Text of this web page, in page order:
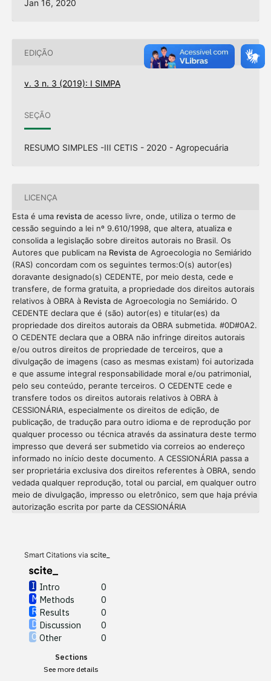
Jan 16, 2020
EDIÇÃO
v. 3 n. 3 (2019): I SIMPA
SEÇÃO
RESUMO SIMPLES -III CETIS - 2020 - Agropecuária
LICENÇA
Esta é uma revistade acesso livre, onde, utiliza o termo de
cessão seguindo a lei nº 9.610/1998, que altera, atualiza e
consolida a legislação sobre direitos autorais no Brasil. Os
Autores que publicam na Revistade Agroecologia no Semiárido
(RAS) concordam com os seguintes termos:O(s) autor(es)
doravante designado(s) CEDENTE, por meio desta, cede e
transfere, de forma gratuita, a propriedade dos direitos autorais
relativos à OBRA à Revistade Agroecologia no Semiárido. O
CEDENTE declara que é (são) autor(es) e titular(es) da
propriedade dos direitos autorais da OBRA submetida. #0D#0A2.
O CEDENTE declara que a OBRA não infringe direitos autorais
e/ou outros direitos de propriedade de terceiros, que a
divulgação de imagens (caso as mesmas existam) foi autorizada
e que assume integral responsabilidade moral e/ou patrimonial,
pelo seu conteúdo, perante terceiros. O CEDENTE cede e
transfere todos os direitos autorais relativos à OBRA à
CESSIONÁRIA, especialmente os direitos de edição, de
publicação, de tradução para outro idioma e de reprodução por
qualquer processo ou técnica através da assinatura deste termo
impresso que deverá ser submetido via correios ao endereço
informado no início deste documento. A CESSIONÁRIA passa a
ser proprietária exclusiva dos direitos referentes à OBRA, sendo
vedada qualquer reprodução, total ou parcial, em qualquer outro
meio de divulgação, impresso ou eletrônico, sem que haja prévia
autorização escrita por parte da CESSIONÁRIA
Smart Citations via scite_
Intro
0
Methods
0
Results
0
Discussion
0
Other
0
Sections
See more details
Intro